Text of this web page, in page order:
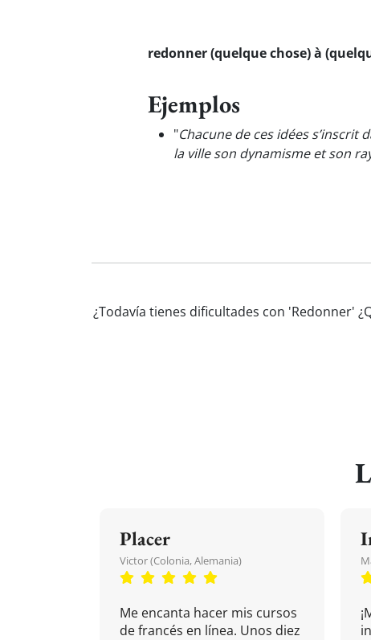
redonner (quelque chose) à
Ejemplos
"Chacune de ces idées
la ville son dynamisme et son
¿Todavía tienes dificultades con 'Redonner'
Placer
Victor (Colonia, Alemania)
Me encanta hacer mis cursos
de francés en línea. Unos diez